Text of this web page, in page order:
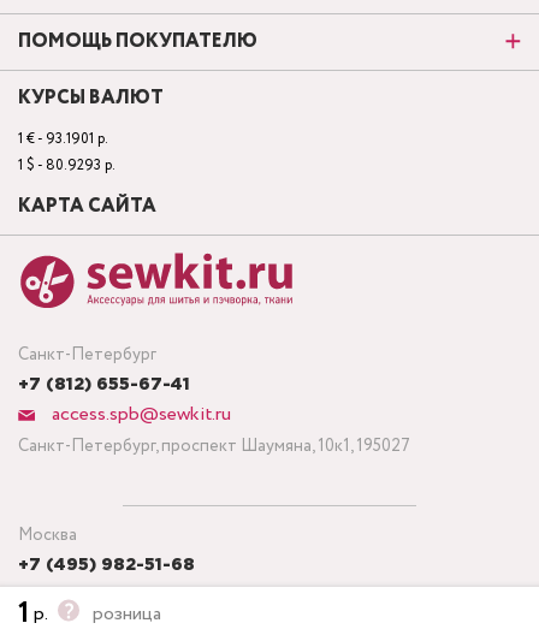
1 р. розница
Санкт-Петербург
+7 (812) 655-67-41
access.spb@sewkit.ru
Санкт-Петербург, проспект Шаумяна, 10к1, 195027
Москва
+7 (495) 982-51-68
access.msk@sewkit.ru
ПОМОЩЬ ПОКУПАТЕЛЮ
КУРСЫ ВАЛЮТ
1 € - 93.1901 р.
1 $ - 80.9293 р.
КАРТА САЙТА